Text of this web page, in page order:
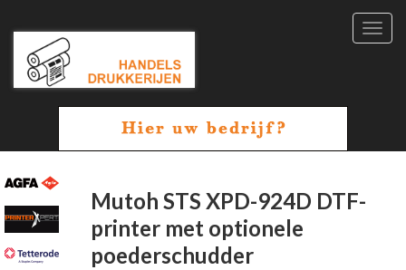
Mutoh STS XPD-924D DTF-
printer met optionele
poederschudder